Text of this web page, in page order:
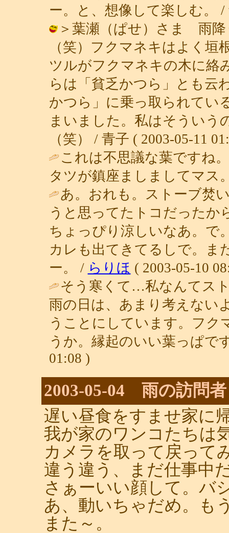
ー。と、想像して楽しむ。 /
＞葉瀬（ぱせ）さま 雨降
（笑）フクマネキはよく
ツルがフクマネキの木に絡
らは「貧乏かつら」とも云
かつら」に乗っ取られてい
まいました。私はそういう
（笑） / 青子 ( 2003-05-11
これは不思議な葉ですね
タツが鎮座ましましてマス
あ。おれも。ストーブ焚
うと思ってたトコだったか
ちょっぴり涼しいなあ。で
カレも出てきてるしで。ま
ー。 / らりほ ( 2003-05-10
そう寒くて…私なんてス
雨の日は、あまり考えな
うことにしています。フク
うか。縁起のいい葉っぱで
01:08 )
2003-05-04 雨の訪問者
遅い昼食をすませ家に
我が家のワンコたちは
カメラを取って戻って
違う違う、まだ仕事中
さぁーいい顔して。バ
あ、動いちゃだめ。も
また～。